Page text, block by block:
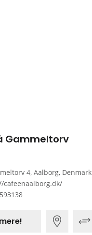
Gammeltorv
4, Aalborg, Denmark
cafeenaalborg.dk/